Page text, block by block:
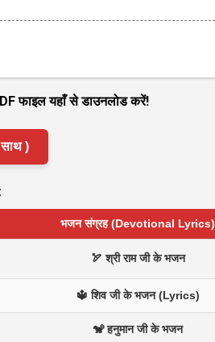
फाइल यहाँ से डाउनलोड करें!
)
भजन संग्रह (Devotional Lyrics)
🏹 श्री राम जी के भजन
🔱 शिव जी के भजन (Lyrics)
🐒 हनुमान जी के भजन